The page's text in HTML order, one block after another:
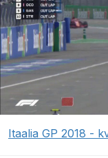
Itaalia GP 2018 -